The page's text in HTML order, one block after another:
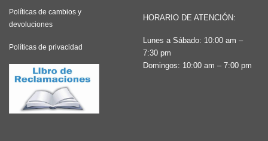
Políticas de cambios y
devoluciones
Políticas de privacidad
HORARIO DE ATENCIÓN:
Lunes a Sábado: 10:00 am –
7:30 pm
Domingos: 10:00 am – 7:00 pm